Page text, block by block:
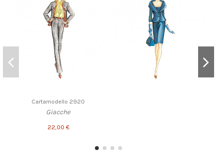
Cartamodello 2920
Giacche
22,00 €